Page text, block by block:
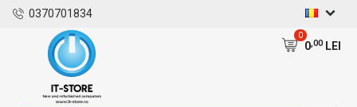
0370701834
0
0,00LEI